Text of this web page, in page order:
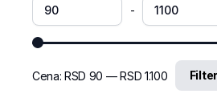
-
Filter
Cena:RSD 90 —RSD 1.100